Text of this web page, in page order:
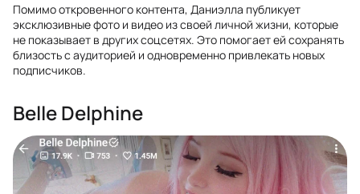
Помимо откровенного контента, Даниэлла публикует
эксклюзивные фото и видео из своей личной жизни, которые
не показывает в других соцсетях. Это помогает ей сохранять
близость с аудиторией и одновременно привлекать новых
подписчиков.
Belle Delphine